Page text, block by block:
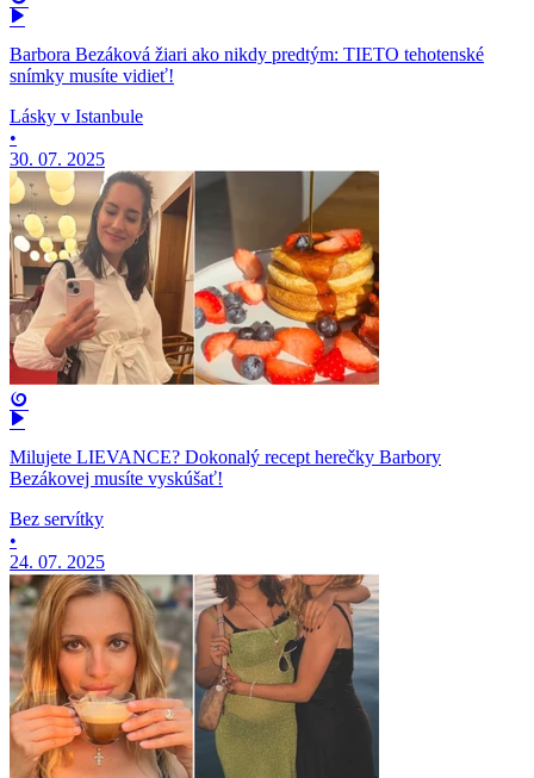
Barbora Bezáková žiari ako nikdy predtým: TIETO tehotenské
snímky musíte vidieť!
Lásky v Istanbule
•
30. 07. 2025
Milujete LIEVANCE? Dokonalý recept herečky Barbory
Bezákovej musíte vyskúšať!
Bez servítky
•
24. 07. 2025